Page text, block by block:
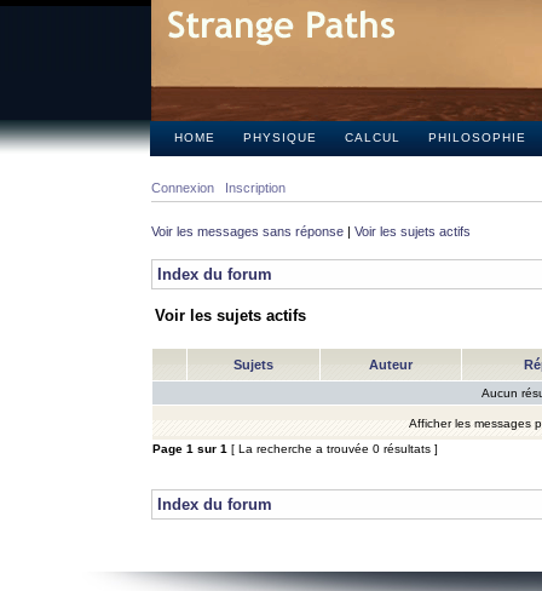
HOME PHYSIQUE CALCUL PHILOSOPHIE
Connexion Inscription
Voir les messages sans réponse | Voir les sujets actifs
Index du forum
Voir les sujets actifs
Sujets Auteur
Aucun
Afficher les messages
Page 1 sur 1 [ La recherche a trouvée 0 résultats ]
Index du forum